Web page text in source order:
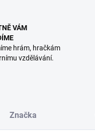
VÁM
hrám, hračkám
vzdělávání.
Značka